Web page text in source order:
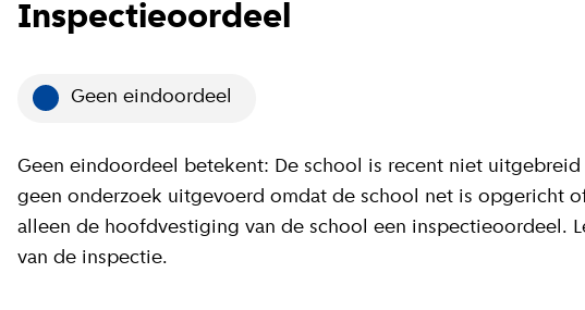
Inspectieoordeel
Geen eindoordeel
Geen eindoordeel betekent: De school is recent niet
geen onderzoek uitgevoerd omdat de school net is opgericht
alleen de hoofdvestiging van de school een inspectieoordeel.
van de inspectie.